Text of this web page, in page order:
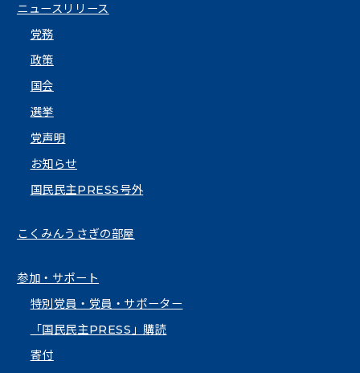
ニュースリリース
党務
政策
国会
選挙
党声明
お知らせ
国民民主PRESS号外
こくみんうさぎの部屋
参加・サポート
特別党員・党員・サポーター
「国民民主PRESS」購読
寄付